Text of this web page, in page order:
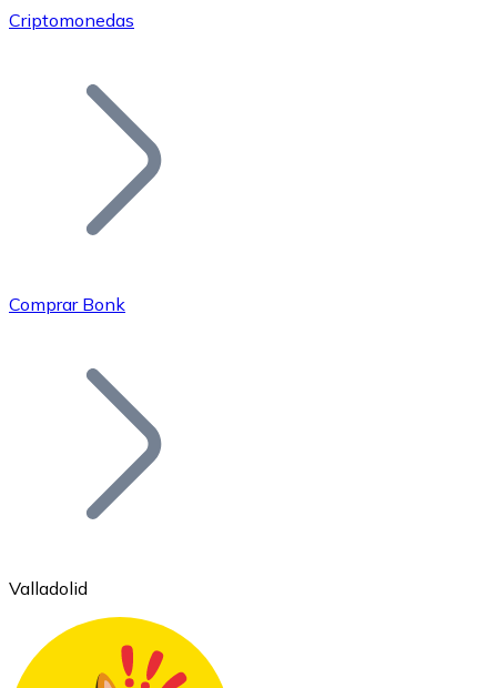
Únete a nuestra red de distribuidores.
Añade tu proyecto a nuestro ecosistema.
Bitcoin
Criptomonedas
Comprar Bonk
Valladolid